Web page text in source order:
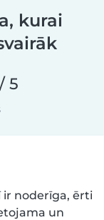
kurai
5
ir noderīga, ērti
un